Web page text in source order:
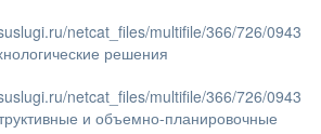
netcat_files/multifile/366/726/0943
решения
netcat_files/multifile/366/726/0943
и объемно-планировочные